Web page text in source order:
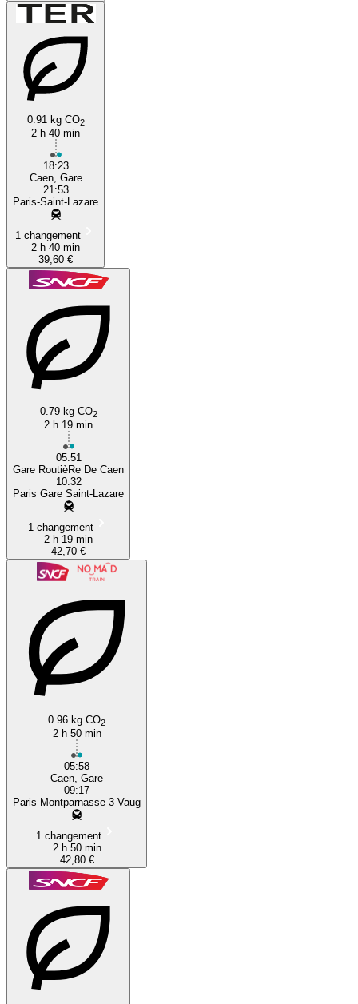
0.91 kg CO2
2 h 40 min
18:23
Caen, Gare
21:53
Paris-Saint-Lazare
1 changement
2 h 40 min
39,60 €
0.79 kg CO2
2 h 19 min
05:51
Gare RoutièRe De Caen
10:32
Paris Gare Saint-Lazare
1 changement
2 h 19 min
42,70 €
0.96 kg CO2
2 h 50 min
05:58
Caen, Gare
09:17
Paris Montparnasse 3 Vaug
1 changement
2 h 50 min
42,80 €